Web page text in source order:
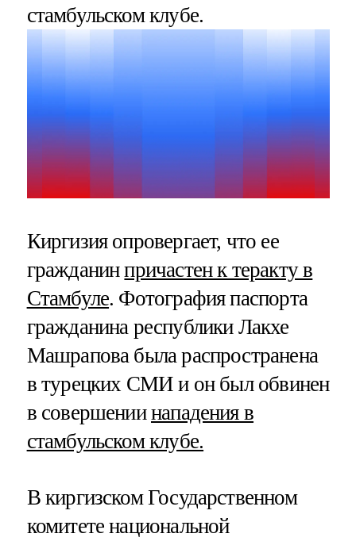
стамбульском клубе.
Киргизия опровергает, что ее
гражданинпричастен к теракту в
Стамбуле. Фотография паспорта
гражданина республики Лакхе
Машрапова была распространена
в турецких СМИ и он был обвинен
в совершениинападения в
стамбульском клубе.
В киргизском Государственном
комитете национальной